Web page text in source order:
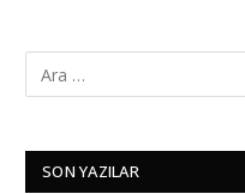
SON YAZILAR